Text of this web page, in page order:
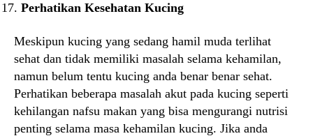
Perhatikan Kesehatan Kucing
Meskipun kucing yang sedang hamil muda terlihat
sehat dan tidak memiliki masalah selama kehamilan,
namun belum tentu kucing anda benar benar sehat.
Perhatikan beberapa masalah akut pada kucing seperti
kehilangan nafsu makan yang bisa mengurangi nutrisi
penting selama masa kehamilan kucing. Jika anda